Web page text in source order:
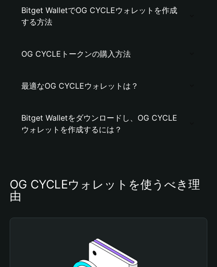
Bitget WalletでOG CYCLEウォレットを作成
する方法
OG CYCLEトークンの購入方法
最適なOG CYCLEウォレットは？
Bitget Walletをダウンロードし、OG CYCLE
ウォレットを作成するには？
OG CYCLEウォレットを使うべき理
由